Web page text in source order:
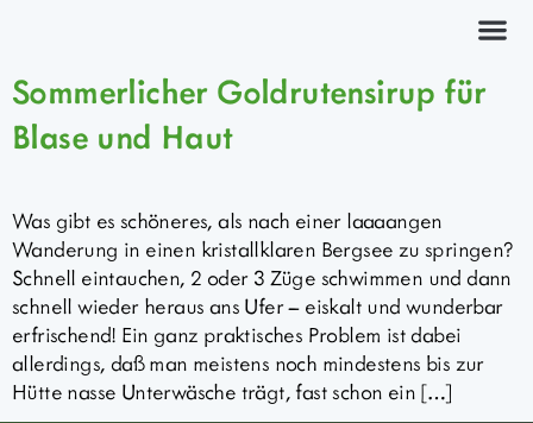
Sommerlicher Goldrutensirup für
Blase und Haut
Was gibt es schöneres, als nach einer laaaangen
Wanderung in einen kristallklaren Bergsee zu springen?
Schnell eintauchen, 2 oder 3 Züge schwimmen und dann
schnell wieder heraus ans Ufer – eiskalt und wunderbar
erfrischend! Ein ganz praktisches Problem ist dabei
allerdings, daß man meistens noch mindestens bis zur
Hütte nasse Unterwäsche trägt, fast schon ein […]